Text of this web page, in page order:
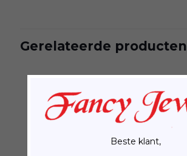
Gerelateerde producten
Beste klant,